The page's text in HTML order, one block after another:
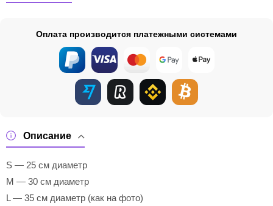
Описание
S — 25 см диаметр
M — 30 см диаметр
L — 35 см диаметр (как на фото)
Оплата производится платежными системами